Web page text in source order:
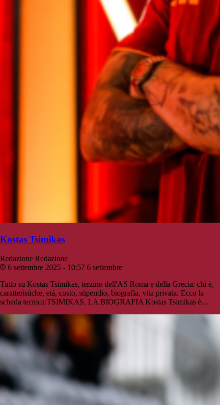
Kostas Tsimikas
Redazione Redazione
6 settembre 2025 - 10:57 6 settembre
Tutto su Kostas Tsimikas, terzino dell'AS Roma e della Grecia: chi è,
caratteristiche, età, costo, stipendio, biografia, vita privata. Ecco la
scheda tecnica:TSIMIKAS, LA BIOGRAFIA Kostas Tsimikas è…